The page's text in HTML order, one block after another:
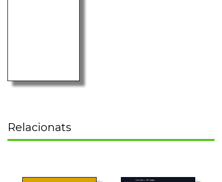
Relacionats